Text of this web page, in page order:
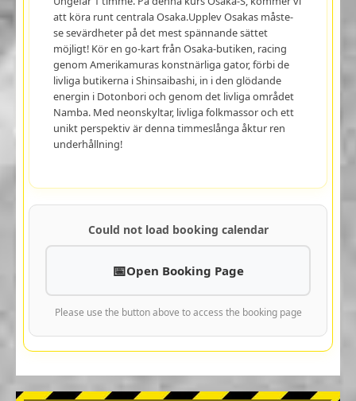
att köra runt centrala Osaka.Upplev Osakas måste-
se sevärdheter på det mest spännande sättet
möjligt! Kör en go-kart från Osaka-butiken, racing
genom Amerikamuras konstnärliga gator, förbi de
livliga butikerna i Shinsaibashi, in i den glödande
energin i Dotonbori och genom det livliga området
Namba. Med neonskyltar, livliga folkmassor och ett
unikt perspektiv är denna timmeslånga åktur ren
underhållning!
Could not load booking calendar
Open Booking Page
Please use the button above to access the booking page